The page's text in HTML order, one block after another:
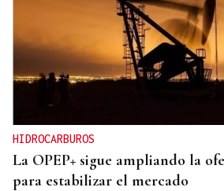
HIDROCARBUROS
La OPEP+ sigue ampliando la
para estabilizar el mercado